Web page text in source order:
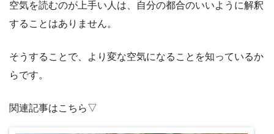
空気を読むのが上手い人は、自分の都合のいいように解釈
することはありません。
そうすることで、より変な空気になることを知っているか
らです。
関連記事はこちら▽